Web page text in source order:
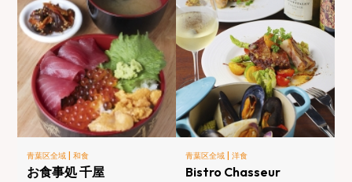
青葉区全域 |和食
お食事処 千屋
青葉区全域 | 洋食
Bistro Chasseur